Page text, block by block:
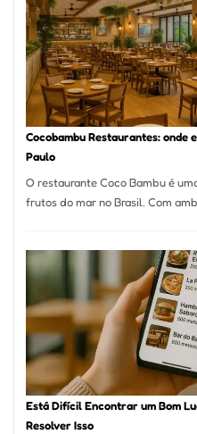
Cocobambu Restaurantes: onde
Paulo
O restaurante Coco Bambu é
frutos do mar no Brasil. Com
Está Difícil Encontrar um Bom
Resolver Isso